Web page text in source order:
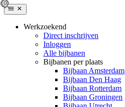
Werkzoekend
Direct inschrijven
Inloggen
Alle bijbanen
Bijbanen per plaats
Bijbaan Amsterdam
Bijbaan Den Haag
Bijbaan Rotterdam
Bijbaan Groningen